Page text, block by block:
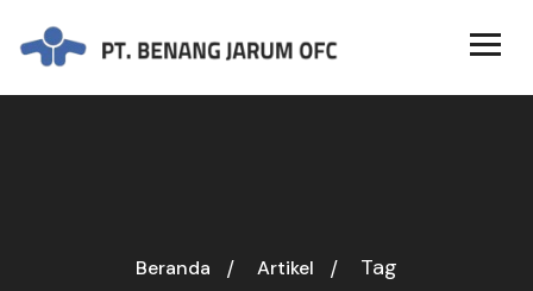
Beranda Artikel Tag